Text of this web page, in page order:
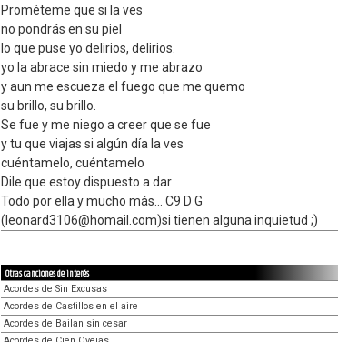
Prométeme que si la ves
no pondrás en su piel
lo que puse yo delirios, delirios.
yo la abrace sin miedo y me abrazo
y aun me escueza el fuego que me quemo
su brillo, su brillo.
Se fue y me niego a creer que se fue
y tu que viajas si algún día la ves
cuéntamelo, cuéntamelo
Dile que estoy dispuesto a dar
Todo por ella y mucho más... C9 D G
(leonard3106@homail.com)si tienen alguna inquietud ;)
Otras canciones de interés
Acordes de Sin Excusas
Acordes de Castillos en el aire
Acordes de Bailan sin cesar